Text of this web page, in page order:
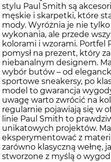
stylu Paul Smith są
męskie i skarpetki, które
mody. Wyróżnia je nie
wykonania, ale przede
kolorami i wzorami. Portfel
pomysł na prezent, który
niebanalnym designem.
wybór butów – od
sportowe sneakersy, po
model to gwarancja
uwagę warto zwrócić na
regularnie pojawiają się w
linie Paul Smith to
unikatowych projektów.
eksperymentować z
zarówno klasyczną wełnę,
stworzone z myślą o